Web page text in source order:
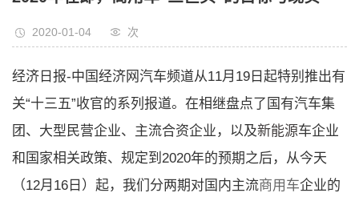
2020-01-04 次
经济日报-中国经济网汽车频道从11月19日起特别推出有
关“十三五”收官的系列报道。在相继盘点了国有汽车集
团、大型民营企业、主流合资企业，以及新能源车企业
和国家相关政策、规定到2020年的预期之后，从今天
（12月16日）起，我们分两期对国内主流商用车企业的